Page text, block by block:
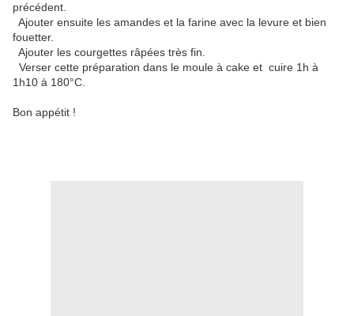
précédent.
Ajouter ensuite les amandes et la farine avec la levure et bien
fouetter.
Ajouter les courgettes râpées très fin.
Verser cette préparation dans le moule à cake et cuire 1h à
1h10 à 180°C.
Bon appétit !